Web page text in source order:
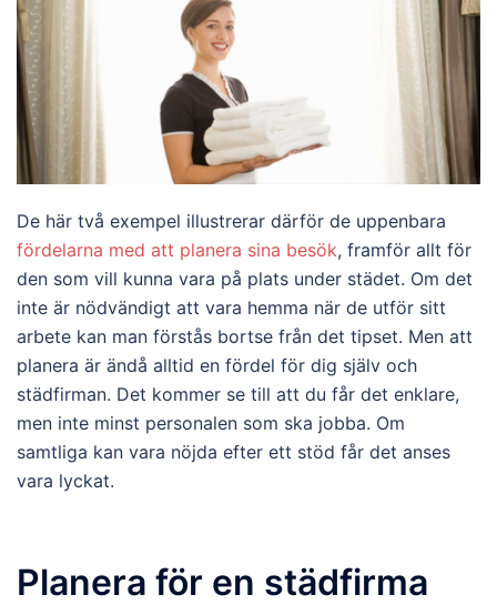
De här två exempel illustrerar därför de uppenbara
fördelarna med att planera sina besök, framför allt för
den som vill kunna vara på plats under städet. Om det
inte är nödvändigt att vara hemma när de utför sitt
arbete kan man förstås bortse från det tipset. Men att
planera är ändå alltid en fördel för dig själv och
städfirman. Det kommer se till att du får det enklare,
men inte minst personalen som ska jobba. Om
samtliga kan vara nöjda efter ett stöd får det anses
vara lyckat.
Planera för en städfirma